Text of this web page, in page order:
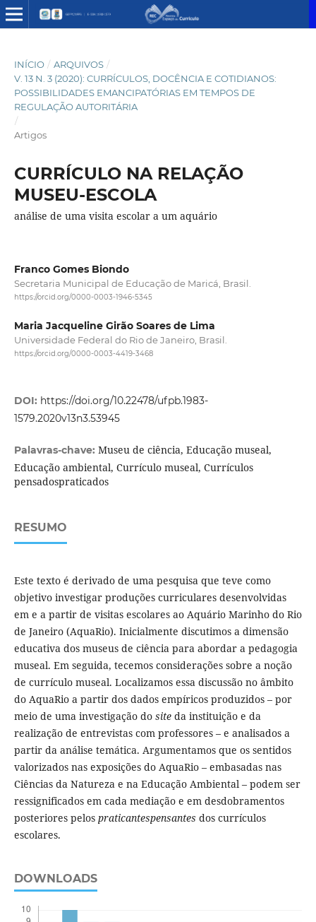
INÍCIO / ARQUIVOS /
V. 13 N. 3 (2020): CURRÍCULOS, DOCÊNCIA E COTIDIANOS:
POSSIBILIDADES EMANCIPATÓRIAS EM TEMPOS DE
REGULAÇÃO AUTORITÁRIA
/
Artigos
CURRÍCULO NA RELAÇÃO
MUSEU-ESCOLA
análise de uma visita escolar a um aquário
Franco Gomes Biondo
Secretaria Municipal de Educação de Maricá, Brasil.
https://orcid.org/0000-0003-1946-5345
Maria Jacqueline Girão Soares de Lima
Universidade Federal do Rio de Janeiro, Brasil.
https://orcid.org/0000-0003-4419-3468
DOI: https://doi.org/10.22478/ufpb.1983-
1579.2020v13n3.53945
Palavras-chave: Museu de ciência, Educação museal,
Educação ambiental, Currículo museal, Currículos
pensadospraticados
RESUMO
Este texto é derivado de uma pesquisa que teve como
objetivo investigar produções curriculares desenvolvidas
em e a partir de visitas escolares ao Aquário Marinho do Rio
de Janeiro (AquaRio). Inicialmente discutimos a dimensão
educativa dos museus de ciência para abordar a pedagogia
museal. Em seguida, tecemos considerações sobre a noção
de currículo museal. Localizamos essa discussão no âmbito
do AquaRio a partir dos dados empíricos produzidos – por
meio de uma investigação do siteda instituição e da
realização de entrevistas com professores – e analisados a
partir da análise temática. Argumentamos que os sentidos
valorizados nas exposições do AquaRio – embasadas nas
Ciências da Natureza e na Educação Ambiental – podem ser
ressignificados em cada mediação e em desdobramentos
posteriores pelos praticantespensantes dos currículos
escolares.
DOWNLOADS